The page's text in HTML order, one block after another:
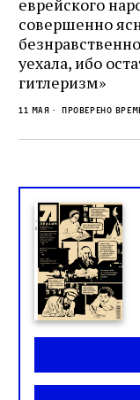
еврейского
совершенно
уехала, ибо
гитлеризм»
11 мая проверено